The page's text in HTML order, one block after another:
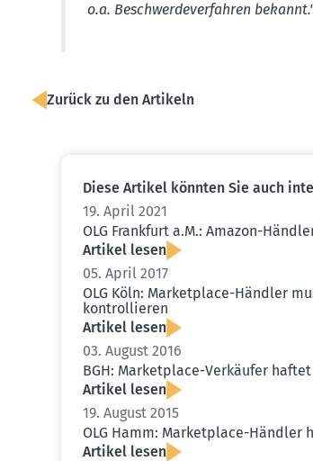
o.a. Beschwer­de­ver­fahren
Zurück zu den Artikeln
Diese Artikel könnten Sie auch
19. April 2021
OLG Frankfurt a.M.: Amazon-
Artikel lesen
05. April 2017
OLG Köln: Market­place-Händler
kontrol­lieren
Artikel lesen
03. August 2016
BGH: Market­place-Verkäufer
Artikel lesen
19. August 2015
OLG Hamm: Market­place-Händler
Artikel lesen